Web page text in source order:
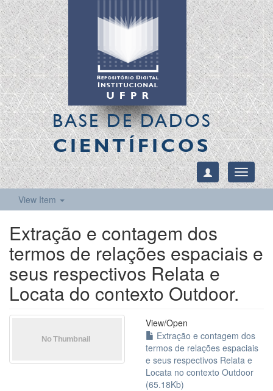
BASE DE DADOS
CIENTÍFICOS
Toggle
View Item
Extração e contagem dos
termos de relações espaciais e
seus respectivos Relata e
Locata do contexto Outdoor.
View/Open
Extração e contagem dos
termos de relações espaciais
e seus respectivos Relata e
Locata no contexto Outdoor
(65.18Kb)